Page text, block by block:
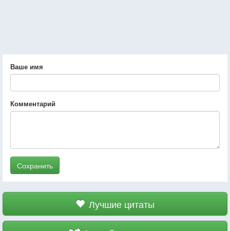
Ваше имя
Комментарий
Сохранить
Лучшие цитаты